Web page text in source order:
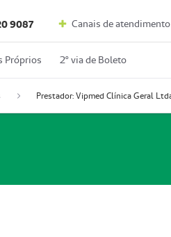
9087 Canais de atendimento
Próprios 2º via de Boleto